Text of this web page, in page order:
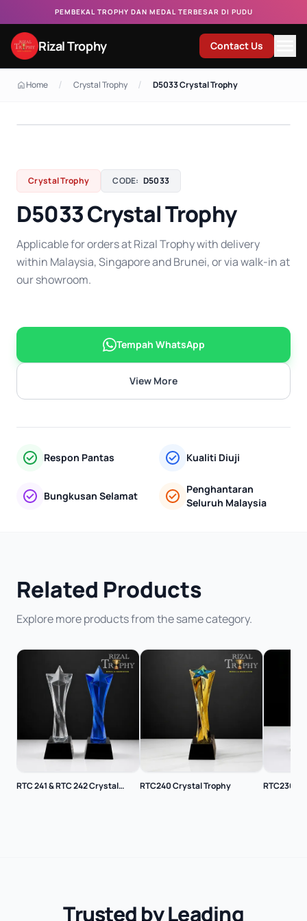
PEMBEKAL TROPHY DAN MEDAL TERBESAR DI PUDU
Rizal Trophy Contact Us
Home / Crystal Trophy / D5033 Crystal Trophy
Crystal Trophy CODE: D5033
D5033 Crystal Trophy
Applicable for orders at Rizal Trophy with delivery
within Malaysia, Singapore and Brunei, or via walk-in at
our showroom.
Tempah WhatsApp
View More
Respon Pantas Kualiti Diuji
Bungkusan Selamat
Penghantaran
Seluruh Malaysia
Related Products
Explore more products from the same category.
RTC 241 & RTC 242 Crystal
RTC240 Crystal Trophy RTC236
Trusted by Leading